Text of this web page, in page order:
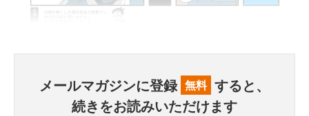
メールマガジンに登録 無料 すると、
続きをお読みいただけます